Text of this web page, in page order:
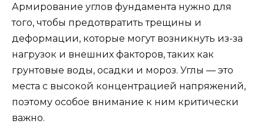
Армирование углов фундамента нужно для
того, чтобы предотвратить трещины и
деформации, которые могут возникнуть из-за
нагрузок и внешних факторов, таких как
грунтовые воды, осадки и мороз. Углы — это
места с высокой концентрацией напряжений,
поэтому особое внимание к ним критически
важно.